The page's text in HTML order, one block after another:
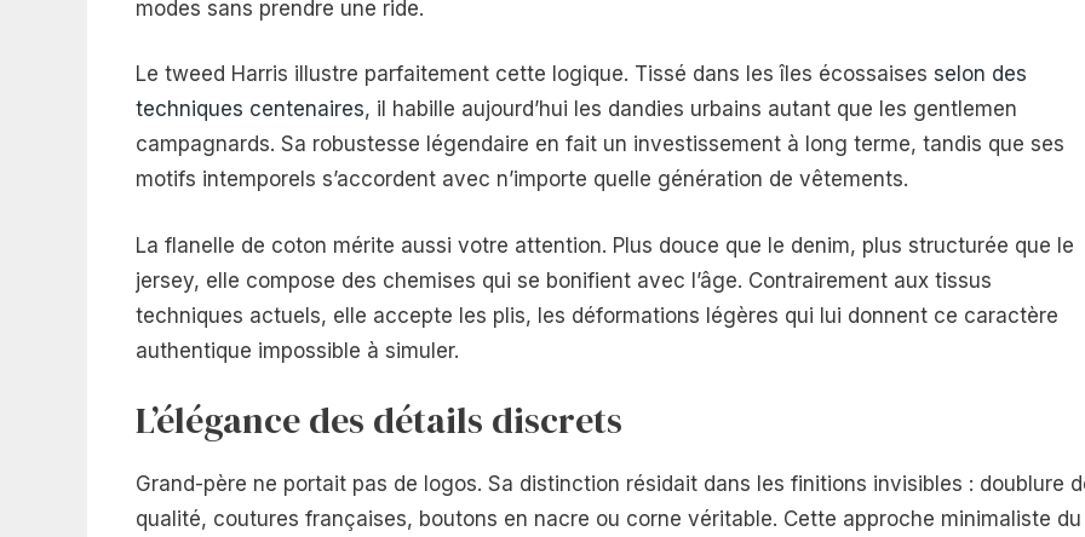
modes sans prendre une ride.
Le tweed Harris illustre parfaitement cette logique. Tissé dans les îles écossaises selon des
techniques centenaires, il habille aujourd’hui les dandies urbains autant que les gentlemen
campagnards. Sa robustesse légendaire en fait un investissement à long terme, tandis que ses
motifs intemporels s’accordent avec n’importe quelle génération de vêtements.
La flanelle de coton mérite aussi votre attention. Plus douce que le denim, plus structurée que le
jersey, elle compose des chemises qui se bonifient avec l’âge. Contrairement aux tissus
techniques actuels, elle accepte les plis, les déformations légères qui lui donnent ce caractère
authentique impossible à simuler.
L’élégance des détails discrets
Grand-père ne portait pas de logos. Sa distinction résidait dans les finitions invisibles : doublure
qualité, coutures françaises, boutons en nacre ou corne véritable. Cette approche minimaliste du